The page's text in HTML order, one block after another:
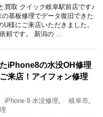
買取 クイック岐阜駅前店です♪
基板修理でデータ復旧できた
様にご来店いただきました。
頼です。 新潟の …
iPhone8の水没OH修理
来店！アイフォン修理
iPhone 8 水没修理, 岐阜市,